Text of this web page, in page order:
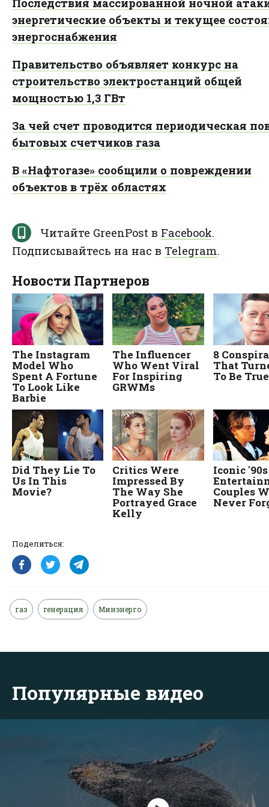
Поделиться:
газ генерация Минэнерго
энергетические объекты и текущее
энергоснабжения
Правительство объявляет конкурс на
строительство электростанций общей
мощностью 1,3 ГВт
За чей счет проводится периодическая
бытовых счетчиков газа
В «Нафтогазе» сообщили о повреждении
объектов в трёх областях
Читайте GreenPost в Facebook.
Подписывайтесь на нас в Telegram.
Популярные видео